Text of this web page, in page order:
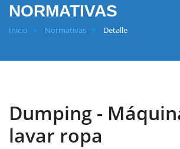
NORMATIVAS
Inicio Normativas Detalle
Dumping -
lavar ropa